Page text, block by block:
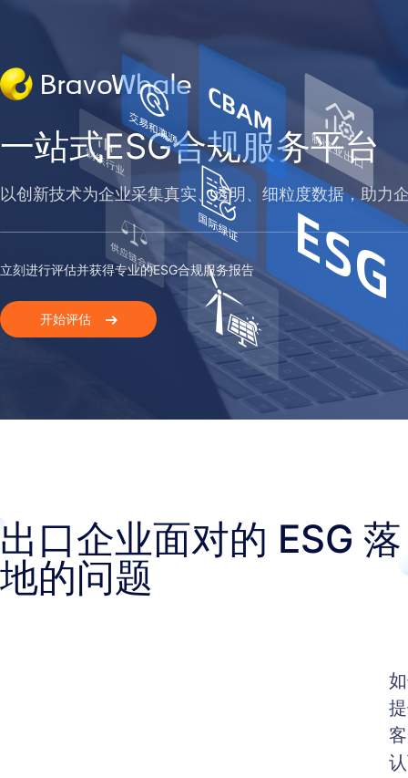
一站式ESG合规服务平台
以创新技术为企业采集真实、透明、细粒度数据，助力
立刻进行评估并获得专业的ESG合规服务报告
开始评估
出口企业面对的 ESG 落
地的问题